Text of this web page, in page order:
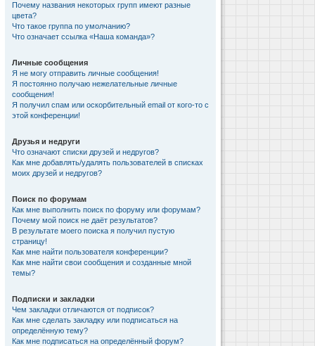
Почему названия некоторых групп имеют разные
цвета?
Что такое группа по умолчанию?
Что означает ссылка «Наша команда»?
Личные сообщения
Я не могу отправить личные сообщения!
Я постоянно получаю нежелательные личные
сообщения!
Я получил спам или оскорбительный email от кого-то с
этой конференции!
Друзья и недруги
Что означают списки друзей и недругов?
Как мне добавлять/удалять пользователей в списках
моих друзей и недругов?
Поиск по форумам
Как мне выполнить поиск по форуму или форумам?
Почему мой поиск не даёт результатов?
В результате моего поиска я получил пустую
страницу!
Как мне найти пользователя конференции?
Как мне найти свои сообщения и созданные мной
темы?
Подписки и закладки
Чем закладки отличаются от подписок?
Как мне сделать закладку или подписаться на
определённую тему?
Как мне подписаться на определённый форум?